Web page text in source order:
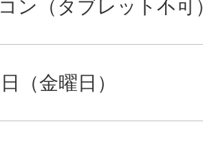
ン（タブレット不可
（金曜日）